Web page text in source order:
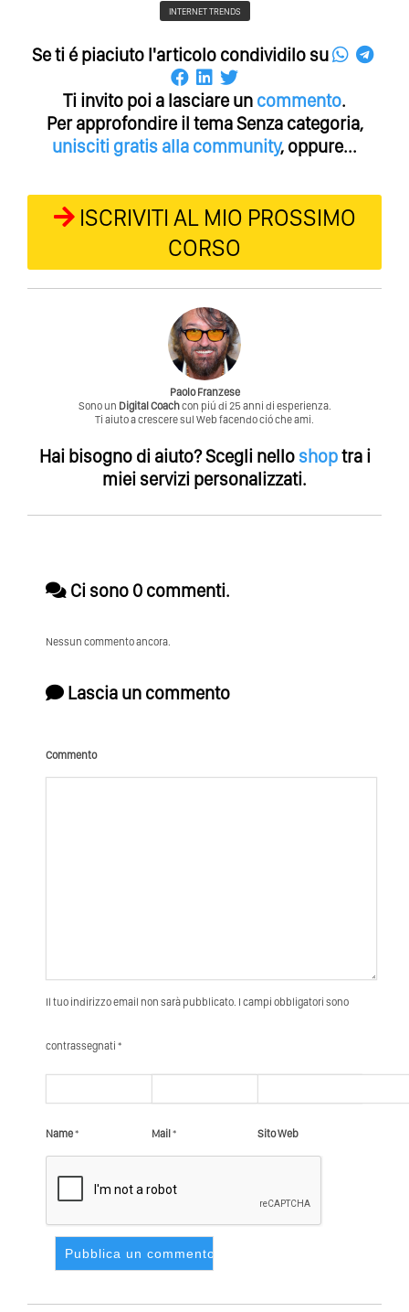
INTERNET TRENDS
Se ti é piaciuto l'articolo condividilo su
Ti invito poi a lasciare un commento.
Per approfondire il tema Senza categoria,
unisciti gratis alla community, oppure...
ISCRIVITI AL MIO PROSSIMO
CORSO
Paolo Franzese
Sono un Digital Coachcon piú di 25 anni di esperienza.
Ti aiuto a crescere sul Web facendo ció che ami.
Hai bisogno di aiuto?Scegli nello shoptra i
miei servizi personalizzati.
Ci sono 0 commenti.
Nessun commento ancora.
Lascia un commento
Commento
Il tuo indirizzo email non sarà pubblicato. I campi obbligatori sono
contrassegnati *
Name* Mail* Sito Web